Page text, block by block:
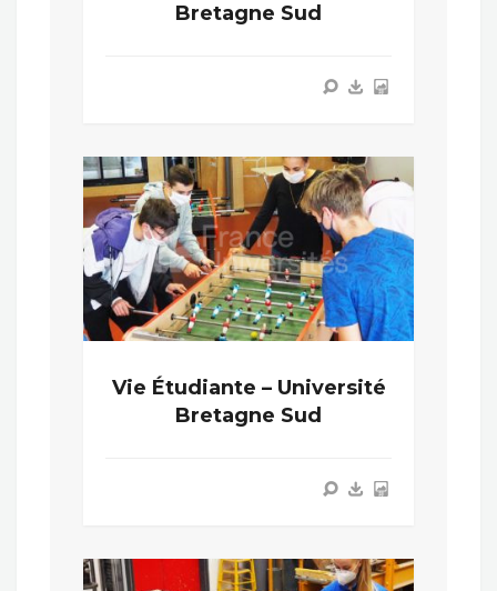
Bretagne Sud
Vie Étudiante – Université
Bretagne Sud